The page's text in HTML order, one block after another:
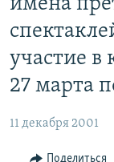
основному
содержанию
главной
Вернутся
ЦИТАТЫ
МНЕНИЯ
КУЛЬТУРА
имена
участие в
27 марта
11 декабря 2001
Поделиться